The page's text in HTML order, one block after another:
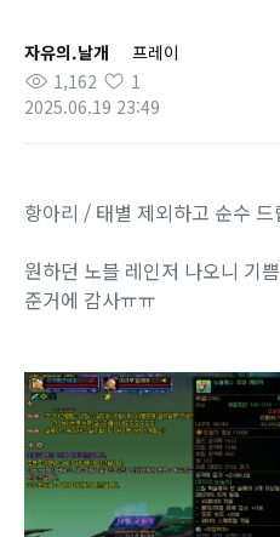
자유의.날개
프레이
1,162
1
2025.06.19 23:49
항아리 / 태별 제외하고 순수
원하던 노블 레인저 나오니 기
준거에 감사ㅠㅠ